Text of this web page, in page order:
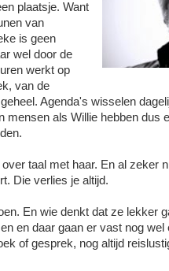
plaatsje. Want
van
is geen
wel door de
werkt op
van de
Agenda's wisselen
mensen als Willie hebben dus
taal met haar. En al zeker
Die verlies je altijd.
En wie denkt dat ze lekker
en daar gaan er vast nog wel
of gesprek, nog altijd